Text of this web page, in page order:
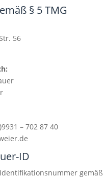
§ 5 TMG
56
– 702 87 40
ID
gemäß